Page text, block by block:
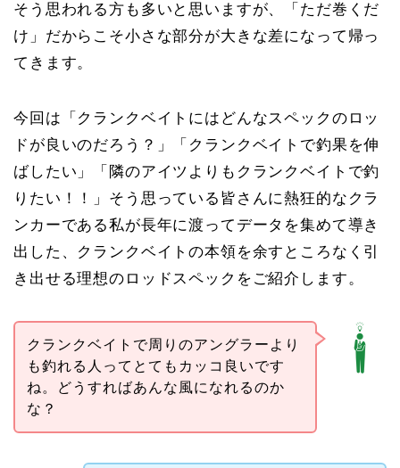
そう思われる方も多いと思いますが、「ただ巻くだ
け」だからこそ小さな部分が大きな差になって帰っ
てきます。
今回は「クランクベイトにはどんなスペックのロッ
ドが良いのだろう？」「クランクベイトで釣果を伸
ばしたい」「隣のアイツよりもクランクベイトで釣
りたい！！」そう思っている皆さんに熱狂的なクラ
ンカーである私が長年に渡ってデータを集めて導き
出した、クランクベイトの本領を余すところなく引
き出せる理想のロッドスペックをご紹介します。
クランクベイトで周りのアングラーより
も釣れる人ってとてもカッコ良いです
ね。どうすればあんな風になれるのか
な？